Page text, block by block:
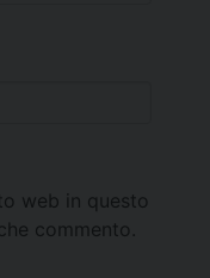
web in questo
commento.